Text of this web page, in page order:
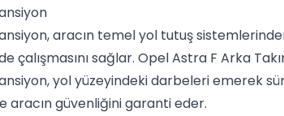
aracın temel yol tutuş
çalışmasını sağlar. Opel Astra F Arka
yol yüzeyindeki darbeleri emerek
aracın güvenliğini garanti eder.